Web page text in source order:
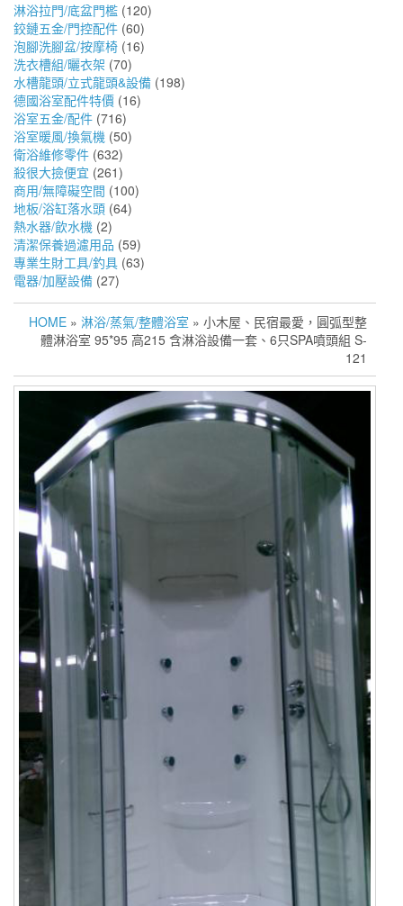
淋浴拉門/底盆門檻 (120)
鉸鏈五金/門控配件 (60)
泡腳洗腳盆/按摩椅 (16)
洗衣槽組/曬衣架 (70)
水槽龍頭/立式龍頭&設備 (198)
德國浴室配件特價 (16)
浴室五金/配件 (716)
浴室暖風/換氣機 (50)
衛浴維修零件 (632)
殺很大撿便宜 (261)
商用/無障礙空間 (100)
地板/浴缸落水頭 (64)
熱水器/飲水機 (2)
清潔保養過濾用品 (59)
專業生財工具/釣具 (63)
電器/加壓設備 (27)
HOME » 淋浴/蒸氣/整體浴室 » 小木屋、民宿最愛，圓弧型整
體淋浴室 95*95 高215 含淋浴設備一套、6只SPA噴頭組 S-
121